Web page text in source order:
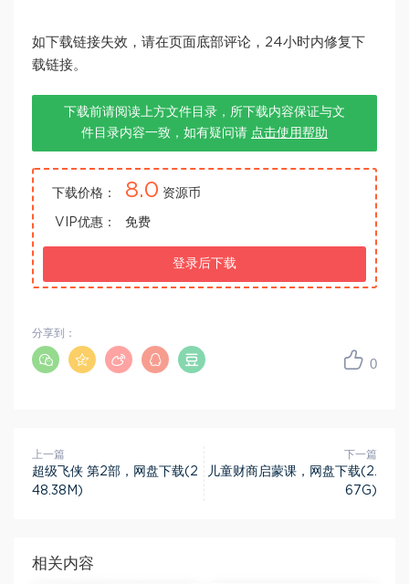
如下载链接失效，请在页面底部评论，24小时内修复下
载链接。
下载前请阅读上方文件目录，所下载内容保证与文
件目录内容一致，如有疑问请 点击使用帮助
下载价格： 8.0 资源币
VIP优惠： 免费
登录后下载
0
分享到：
上一篇
超级飞侠 第2部，网盘下载(2
48.38M)
下一篇
儿童财商启蒙课，网盘下载(2.
67G)
相关内容